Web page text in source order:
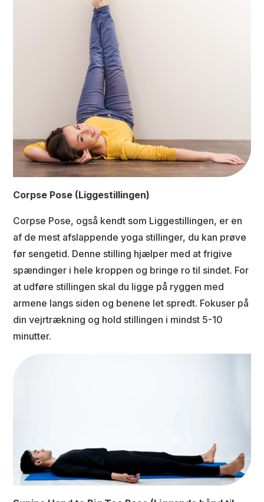
Corpse Pose (Liggestillingen)
Corpse Pose, også kendt som Liggestillingen, er en
af de mest afslappende yoga stillinger, du kan prøve
før sengetid. Denne stilling hjælper med at frigive
spændinger i hele kroppen og bringe ro til sindet. For
at udføre stillingen skal du ligge på ryggen med
armene langs siden og benene let spredt. Fokuser på
din vejrtrækning og hold stillingen i mindst 5-10
minutter.